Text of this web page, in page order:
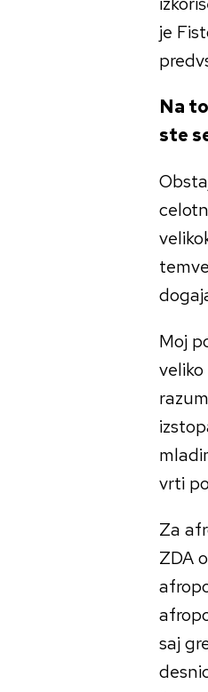
je
Na
ste
Moj
vrti
Za
ZDA
saj